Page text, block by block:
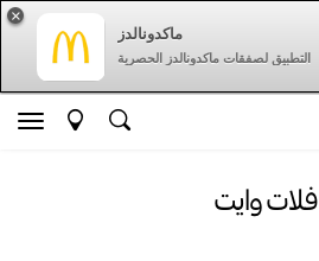
ماكدونالدز
التطبيق لصفقات ماكدونالدز الحصرية
×
فلات وايت